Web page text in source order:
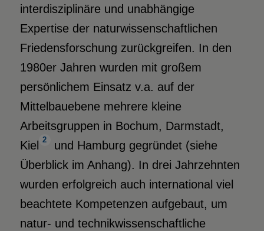
interdisziplinäre und unabhängige
Expertise der naturwissenschaftlichen
Friedensforschung zurückgreifen. In den
1980er Jahren wurden mit großem
persönlichem Einsatz v.a. auf der
Mittelbauebene mehrere kleine
Arbeitsgruppen in Bochum, Darmstadt,
Kiel
2
und Hamburg gegründet (siehe
Überblick im Anhang). In drei Jahrzehnten
wurden erfolgreich auch international viel
beachtete Kompetenzen aufgebaut, um
natur- und technikwissenschaftliche